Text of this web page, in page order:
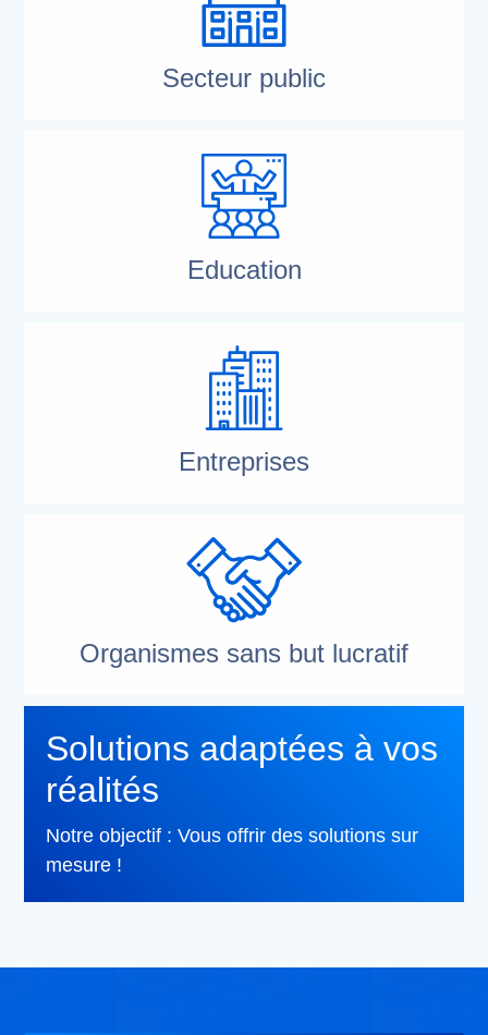
Secteur public
Education
Entreprises
Organismes sans but lucratif
Solutions adaptées à vos
réalités
Notre objectif : Vous offrir des solutions sur
mesure !